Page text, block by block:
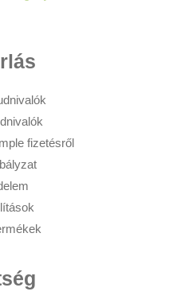
fizetésről